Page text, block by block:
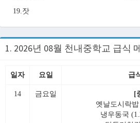
19.잣
1. 2026년 08월 천내중학교 급식
일자 요일 급
14 금요일
[
옛날도시락밥
냉우동국